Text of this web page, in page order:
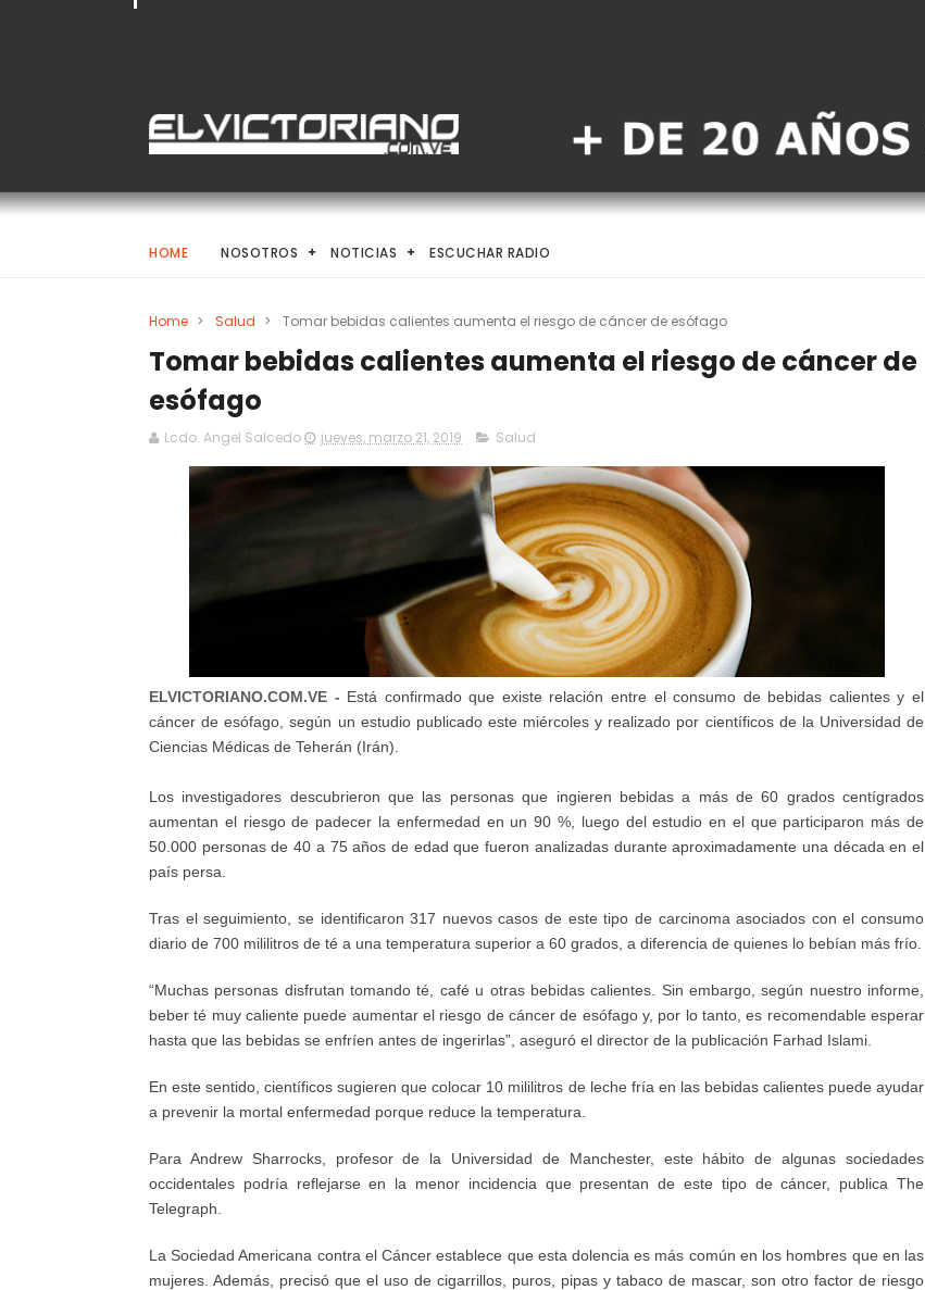
HOME NOSOTROS NOTICIAS ESCUCHAR RADIO
Home > Salud > Tomar bebidas calientes aumenta el riesgo de cáncer de esófago
Tomar bebidas calientes aumenta el riesgo de cáncer de
esófago
Lcdo. Angel Salcedo jueves, marzo 21, 2019 Salud
ELVICTORIANO.COM.VE - Está confirmado que existe relación entre el consumo de bebidas calientes y el
cáncer de esófago, según un estudio publicado este miércoles y realizado por científicos de la Universidad de
Ciencias Médicas de Teherán (Irán).
Los investigadores descubrieron que las personas que ingieren bebidas a más de 60 grados centígrados
aumentan el riesgo de padecer la enfermedad en un 90 %, luego del estudio en el que participaron más de
50.000 personas de 40 a 75 años de edad que fueron analizadas durante aproximadamente una década en el
país persa.
Tras el seguimiento, se identificaron 317 nuevos casos de este tipo de carcinoma asociados con el consumo
diario de 700 mililitros de té a una temperatura superior a 60 grados, a diferencia de quienes lo bebían más frío.
“Muchas personas disfrutan tomando té, café u otras bebidas calientes. Sin embargo, según nuestro informe,
beber té muy caliente puede aumentar el riesgo de cáncer de esófago y, por lo tanto, es recomendable esperar
hasta que las bebidas se enfríen antes de ingerirlas”, aseguró el director de la publicación Farhad Islami.
En este sentido, científicos sugieren que colocar 10 mililitros de leche fría en las bebidas calientes puede ayudar
a prevenir la mortal enfermedad porque reduce la temperatura.
Para Andrew Sharrocks, profesor de la Universidad de Manchester, este hábito de algunas sociedades
occidentales podría reflejarse en la menor incidencia que presentan de este tipo de cáncer, publica The
Telegraph.
La Sociedad Americana contra el Cáncer establece que esta dolencia es más común en los hombres que en las
mujeres. Además, precisó que el uso de cigarrillos, puros, pipas y tabaco de mascar, son otro factor de riesgo